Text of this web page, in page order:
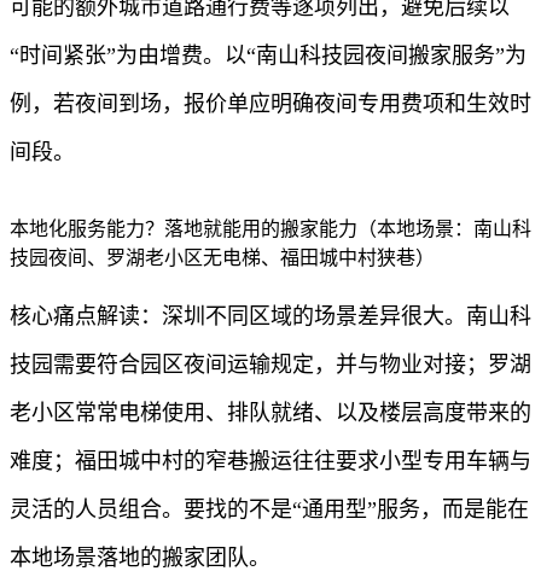
可能的额外城市道路通行费等逐项列出，避免后续以
“时间紧张”为由增费。以“南山科技园夜间搬家服务”为
例，若夜间到场，报价单应明确夜间专用费项和生效时
间段。
本地化服务能力？落地就能用的搬家能力（本地场景：南山科
技园夜间、罗湖老小区无电梯、福田城中村狭巷）
核心痛点解读：深圳不同区域的场景差异很大。南山科
技园需要符合园区夜间运输规定，并与物业对接；罗湖
老小区常常电梯使用、排队就绪、以及楼层高度带来的
难度；福田城中村的窄巷搬运往往要求小型专用车辆与
灵活的人员组合。要找的不是“通用型”服务，而是能在
本地场景落地的搬家团队。